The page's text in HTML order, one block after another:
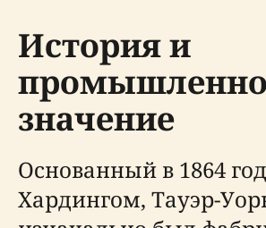
История и
значение
Основанный в 1864
Хардингом, Тауэр-